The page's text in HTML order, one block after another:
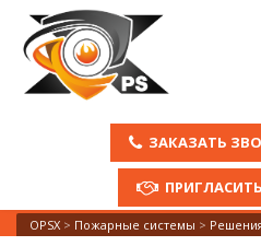
ЗАКАЗАТЬ
OPSX > Пожарные системы >